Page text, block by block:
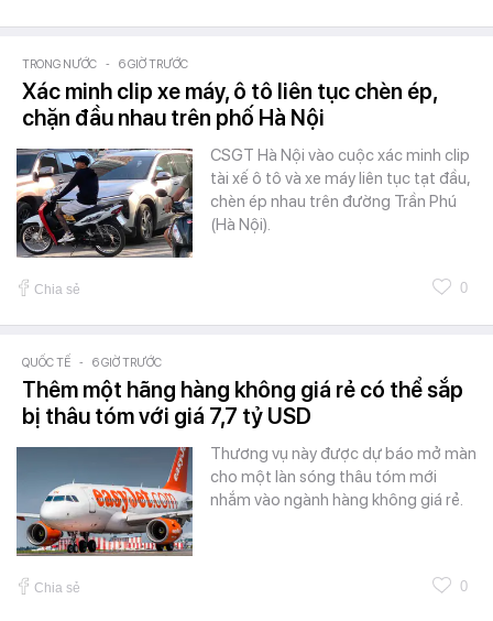
TRONG NƯỚC - 6 GIỜ TRƯỚC
Xác minh clip xe máy, ô tô liên tục chèn ép,
chặn đầu nhau trên phố Hà Nội
CSGT Hà Nội vào cuộc xác minh clip
tài xế ô tô và xe máy liên tục tạt đầu,
chèn ép nhau trên đường Trần Phú
(Hà Nội).
Chia sẻ 0
QUỐC TẾ - 6 GIỜ TRƯỚC
Thêm một hãng hàng không giá rẻ có thể sắp
bị thâu tóm với giá 7,7 tỷ USD
Thương vụ này được dự báo mở màn
cho một làn sóng thâu tóm mới
nhắm vào ngành hàng không giá rẻ.
Chia sẻ 0